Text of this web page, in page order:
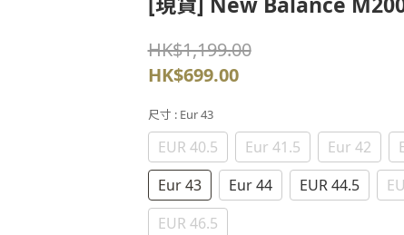
HK$1,199.00
HK$699.00
尺寸 : Eur 43
EUR 40.5 Eur 41.5 Eur 42
Eur 43
Eur 44 EUR 44.5
EUR 46.5